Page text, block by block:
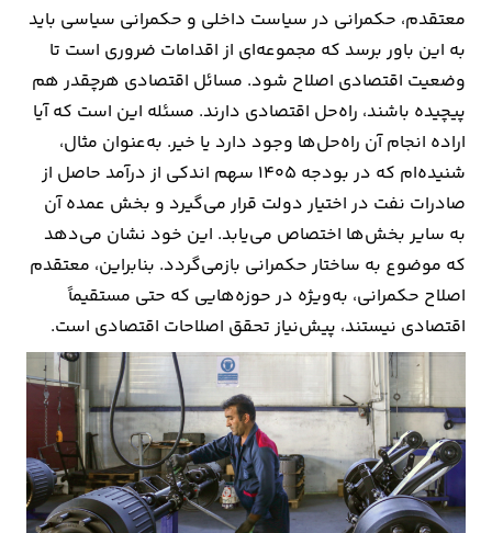
معتقدم، حکمرانی در سیاست داخلی و حکمرانی سیاسی باید
به این باور برسد که مجموعه‌ای از اقدامات ضروری است تا
وضعیت اقتصادی اصلاح شود. مسائل اقتصادی هرچقدر هم
پیچیده باشند، راه‌حل اقتصادی دارند. مسئله این است که آیا
اراده انجام آن راه‌حل‌ها وجود دارد یا خیر. به‌عنوان مثال،
شنیده‌ام که در بودجه ۱۴۰۵ سهم اندکی از درآمد حاصل از
صادرات نفت در اختیار دولت قرار می‌گیرد و بخش عمده آن
به سایر بخش‌ها اختصاص می‌یابد. این خود نشان می‌دهد
که موضوع به ساختار حکمرانی بازمی‌گردد. بنابراین، معتقدم
اصلاح حکمرانی، به‌ویژه در حوزه‌هایی که حتی مستقیماً
اقتصادی نیستند، پیش‌نیاز تحقق اصلاحات اقتصادی است.